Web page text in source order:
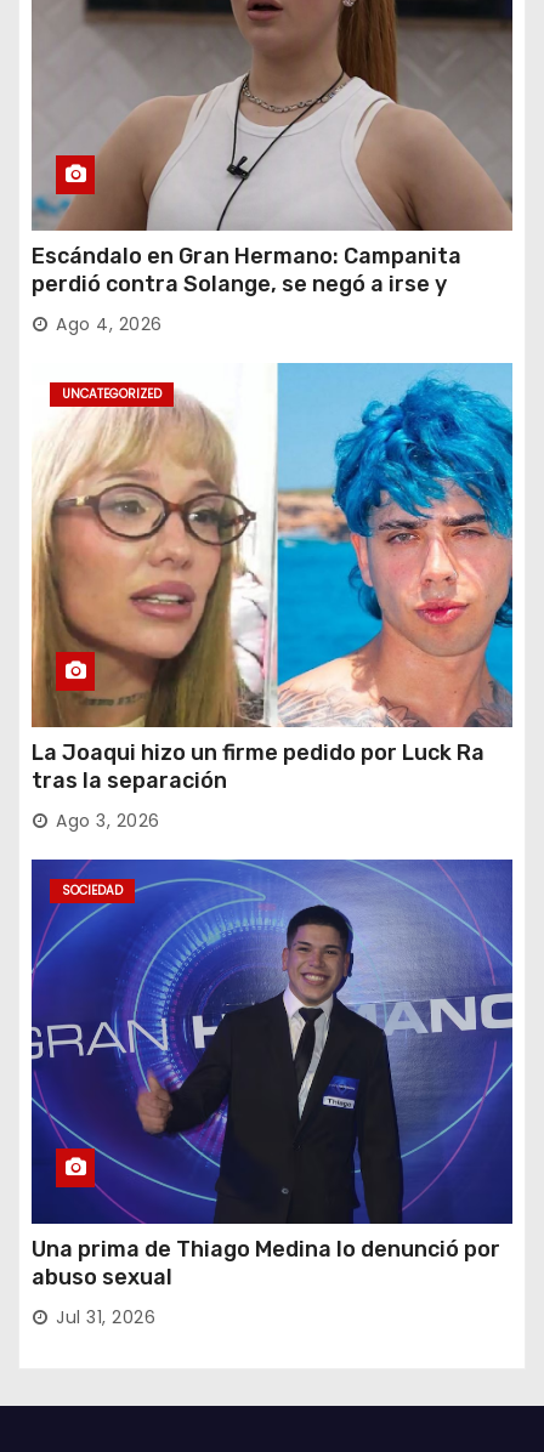
Escándalo en Gran Hermano: Campanita
perdió contra Solange, se negó a irse y
desafió al Big
Ago 4, 2026
UNCATEGORIZED
La Joaqui hizo un firme pedido por Luck Ra
tras la separación
Ago 3, 2026
SOCIEDAD
Una prima de Thiago Medina lo denunció por
abuso sexual
Jul 31, 2026